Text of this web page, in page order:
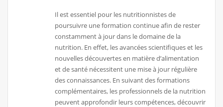
Il est essentiel pour les nutritionnistes de
poursuivre une formation continue afin de rester
constamment à jour dans le domaine de la
nutrition. En effet, les avancées scientifiques et les
nouvelles découvertes en matière d’alimentation
et de santé nécessitent une mise à jour régulière
des connaissances. En suivant des formations
complémentaires, les professionnels de la nutrition
peuvent approfondir leurs compétences, découvrir